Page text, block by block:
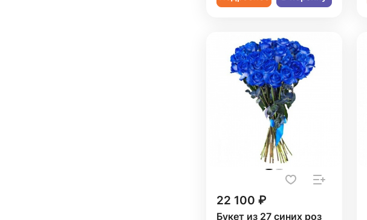
22 100 ₽
Букет из 27 синих роз